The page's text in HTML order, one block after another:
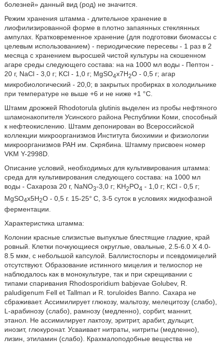
болезней» данный вид (род) не значится.
Режим хранения штамма - длительное хранение в
лиофилизированной форме в плотно запаянных стеклянных
ампулах. Кратковременное хранение (для подготовки биомассы с
целевым использованием) - периодические пересевы - 1 раз в 2
месяца с хранением выросшей чистой культуры на скошенном
агаре среды следующего состава: на на 1000 мл воды - Пептон -
20 г, NaCl - 3,0 г; KCl - 1,0 г; MgSO4х7H2O - 0,5 г; агар
микробиологический - 20,0; в закрытых пробирках в холодильнике
при температуре не выше +6 и не ниже +1 °С.
Штамм дрожжей Rhodotorula glutinis выделен из пробы нефтяного
шламонакопителя Усинского района Республики Коми, способный
к нефтеокислению. Штамм депонирован во Всероссийской
коллекции микроорганизмов Института биохимии и физиологии
микроорганизмов РАН им. Скрябина. Штамму присвоен номер
VKM Y-2998D.
Описание условий, необходимых для культивирования штамма:
среда для культивирования следующего состава: на 1000 мл
воды - Сахароза 20 г, NaNO3-3,0 г; KH2PO4 - 1,0 г; KCl - 0,5 г;
MgSO4х5H2O - 0,5 г. 15-25° С, 3-5 суток в условиях жидкофазной
ферментации.
Характеристика штамма:
Колонии красные слизистые выпуклые блестящие гладкие, край
ровный. Клетки почкующиеся округлые, овальные, 2.5-6.0 X 4.0-
8.5 мкм, с небольшой капсулой. Баллистоспоры и псевдомицелий
отсутствуют. Образование истинного мицелия и телиоспор не
наблюдалось как в монокультуре, так и при скрещивании с
типами спаривания Rhodosporidium babjevae Golubev, R.
paludigenum Fell et Tallman и R. toruloides Banno. Сахара не
сбраживает. Ассимилирует глюкозу, мальтозу, мелецитозу (слабо),
L-арабинозу (слабо), рамнозу (медленно), сорбит, маннит,
этанол. Не ассимилирует лактозу, эритрит, арабит, дульцит,
инозит, глюкуронат. Усваивает нитраты, нитриты (медленно),
лизин, этиламин (слабо). Крахмалоподобные вещества не